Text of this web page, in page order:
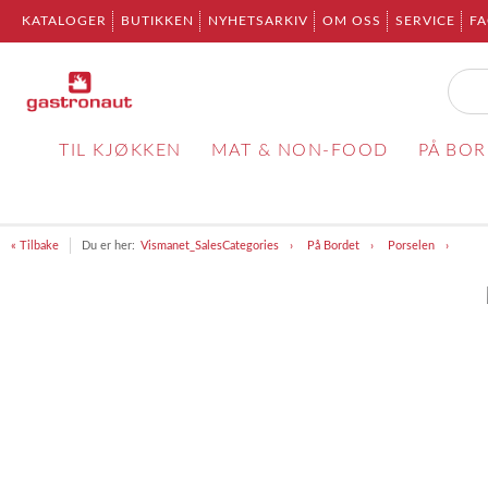
KATALOGER BUTIKKEN NYHETSARKIV OM OSS SERVICE
TIL KJØKKEN MAT & NON-FOOD PÅ
« Tilbake Du er her: Vismanet_SalesCategories På Bordet Porselen